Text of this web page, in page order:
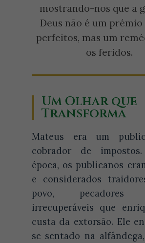
mostrando-nos que a
Deus não é um prémio
perfeitos, mas um
os feridos.
Um Olhar que
Transforma
Mateus era um
cobrador de
época, os publicanos
e considerados
povo, pecadores
irrecuperáveis que
custa da extorsão. Ele
se sentado na